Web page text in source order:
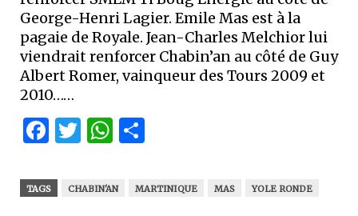
George-Henri Lagier. Emile Mas est à la
pagaie de Royale. Jean-Charles Melchior lui
viendrait renforcer Chabin’an au côté de Guy
Albert Romer, vainqueur des Tours 2009 et
2010……
Facebook
Twitter
WhatsApp
TAGS CHABIN'AN MARTINIQUE MAS YOLE RONDE